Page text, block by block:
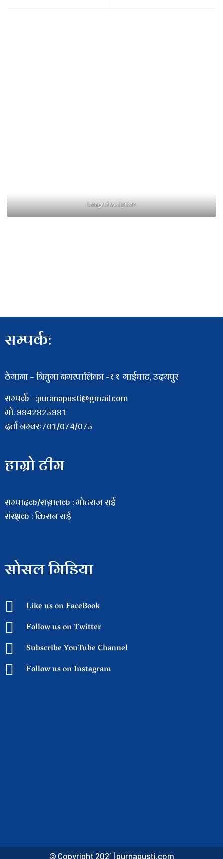
image description
सम्पर्क:
ठेगाना – त्रियुगा नगरपालिका -११ गाईघाट, उदयपुर
सम्पर्क –:puranapusti@gmail.com
माे. 9842825981
दर्ता नम्बरः701/074/075
हाम्रो टीम
सम्पादक/सञ्चालक : भाेटराज राई
संरक्षक : किसन राई
सोसल मिडिया
Like us on FaceBook
Follow us on Twitter
Subscribe YouTube Channel
Follow us on Instagram
© Copyright 2021 | purnapusti.com